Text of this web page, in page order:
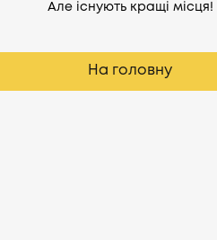
Але існують кращі місця!
На головну